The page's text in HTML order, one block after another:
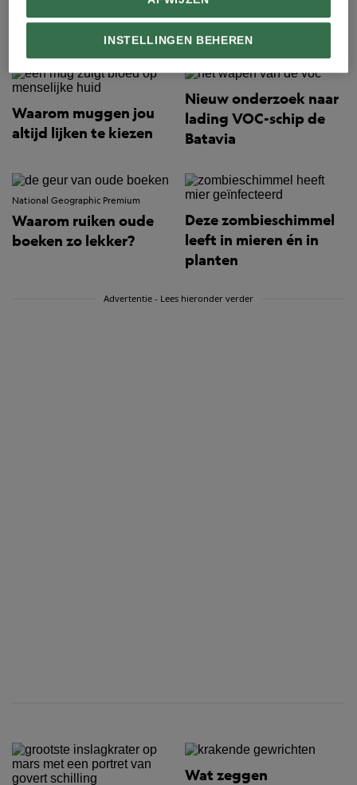
Wetenschap
Waarom muggen jou
altijd lijken te kiezen
Nieuw onderzoek naar
lading VOC-schip de
Batavia
National Geographic Premium
Waarom ruiken oude
boeken zo lekker?
Deze zombieschimmel
leeft in mieren én in
planten
Advertentie - Lees hieronder verder
Wat zeggen
INSTELLINGEN BEHEREN